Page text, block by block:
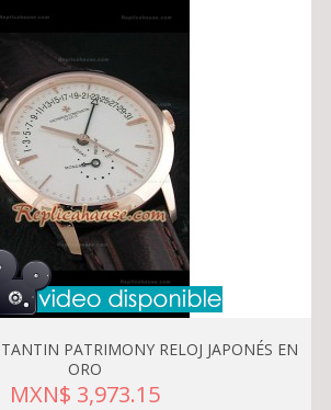
PATRIMONY RELOJ JAPONÉS EN
ORO
MXN$ 3,973.15